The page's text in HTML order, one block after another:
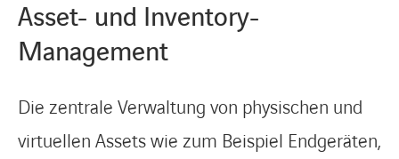
Asset- und Inventory-
Management
Die zentrale Verwaltung von physischen und
virtuellen Assets wie zum Beispiel Endgeräten,